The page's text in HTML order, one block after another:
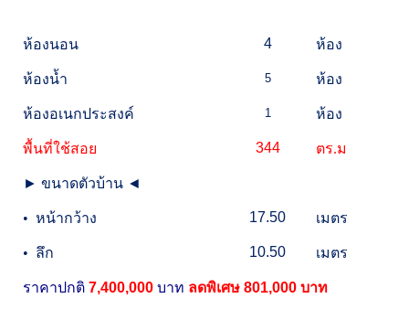
ห้องนอน 4 ห้อง
ห้องน้ำ 5 ห้อง
ห้องอเนกประสงค์ 1 ห้อง
พื้นที่ใช้สอย 344 ตร.ม
► ขนาดตัวบ้าน ◄
• หน้ากว้าง 17.50 เมตร
• ลึก 10.50 เมตร
ราคาปกติ 7,400,000 บาท ลดพิเศษ 801,000 บาท